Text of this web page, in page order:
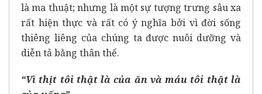
là ma thuật; nhưng là một sự tượng trưng sâu xa
rất hiện thực và rất có ý nghĩa bởi vì đời sống
thiêng liêng của chúng ta được nuôi dưỡng và
diễn tả bằng thân thể.
“Vì thịt tôi thật là của ăn và máu tôi thật là